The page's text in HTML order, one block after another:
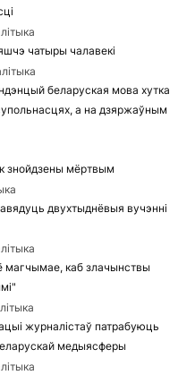
чатыры чалавекі
беларуская мова хутка
а на дзяржаўным
знойдзены мёртвым
двухтыднёвыя вучэнні
магчымае, каб злачынствы
журналістаў патрабуюць
медыясферы